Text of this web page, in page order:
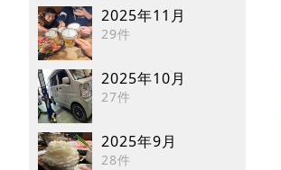
2025年11月
29件
2025年10月
27件
2025年9月
28件